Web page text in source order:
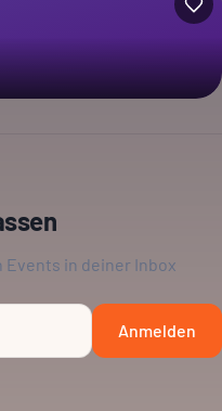
Events in deiner Inbox
Anmelden